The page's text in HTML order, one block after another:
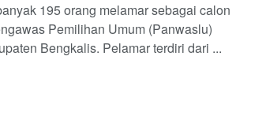
195 orang melamar sebagai calon
Pemilihan Umum (Panwaslu)
Bengkalis. Pelamar terdiri dari ...